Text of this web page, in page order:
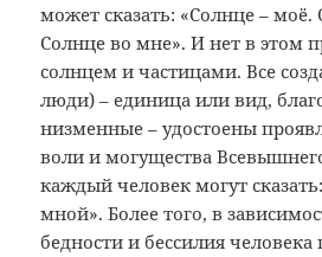
может сказать: «Солнце –
Солнце во мне». И нет в этом
солнцем и частицами. Все
люди) – единица или вид,
низменные – удостоены
воли и могущества
каждый человек могут
мной». Более того, в
бедности и бессилия человека